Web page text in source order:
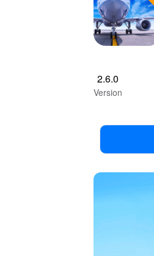
2.6.0
Version